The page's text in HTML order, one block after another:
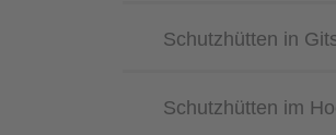
Schutzhütten in
Schutzhütten im